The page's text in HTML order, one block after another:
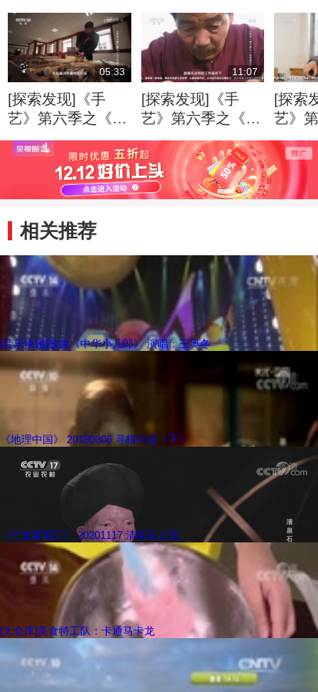
05:33
[探索发现]《手
艺》第六季之《万
工花轿》：朱金漆
木雕的制作环节
11:07
[探索发现]《手
艺》第六季之《姑
苏铜艺》 失蜡法
塑模的过程
[探索
艺》
苏铜
如何
后的
相关推荐
[音乐快递]歌曲《中华小儿郎》 演唱：王奥冬
《地理中国》 20180306 寻根问祖（下）
《三农群英汇》 20201117 清泉石上流
[大仓库]美食特工队：卡通马卡龙